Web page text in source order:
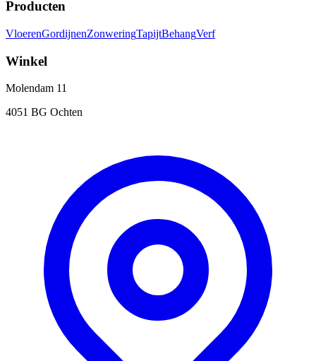
Producten
VloerenGordijnenZonweringTapijtBehangVerf
Winkel
Molendam 11
4051 BG Ochten